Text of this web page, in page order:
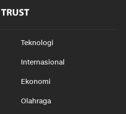
Teknologi
Internasional
Ekonomi
Olahraga